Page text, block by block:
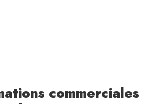
commerciales